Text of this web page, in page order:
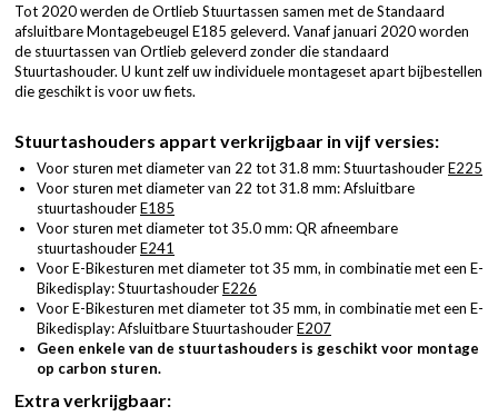
Tot 2020 werden de Ortlieb Stuurtassen samen met de Standaard
afsluitbare Montagebeugel E185 geleverd. Vanaf januari 2020 worden
de stuurtassen van Ortlieb geleverd zonder die standaard
Stuurtashouder. U kunt zelf uw individuele montageset apart bijbestellen
die geschikt is voor uw fiets.
Stuurtashouders appart verkrijgbaar in vijf versies:
Voor sturen met diameter van 22 tot 31.8 mm: StuurtashouderE225
Voor sturen met diameter van 22 tot 31.8 mm: Afsluitbare
stuurtashouderE185
Voor sturen met diameter tot 35.0 mm: QR afneembare
stuurtashouderE241
Voor E-Bikesturen met diameter tot 35 mm, in combinatie met een E-
Bikedisplay: StuurtashouderE226
Voor E-Bikesturen met diameter tot 35 mm, in combinatie met een E-
Bikedisplay: Afsluitbare StuurtashouderE207
Geen enkele van de stuurtashouders is geschikt voor montage
op carbon sturen.
Extra verkrijgbaar: